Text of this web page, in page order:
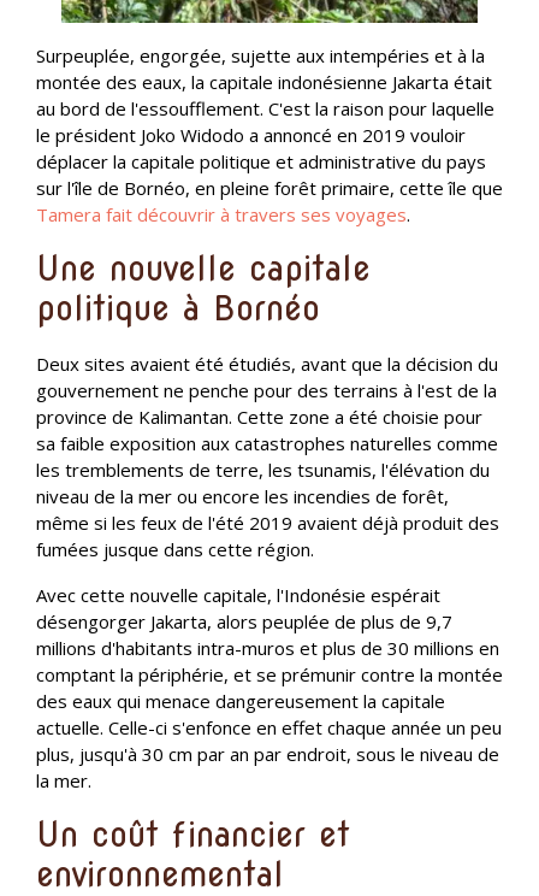
Surpeuplée, engorgée, sujette aux intempéries et à la
montée des eaux, la capitale indonésienne Jakarta était
au bord de l'essoufflement. C'est la raison pour laquelle
le président Joko Widodo a annoncé en 2019 vouloir
déplacer la capitale politique et administrative du pays
sur l'île de Bornéo, en pleine forêt primaire, cette île que
Tamera fait découvrir à travers ses voyages.
Une nouvelle capitale
politique à Bornéo
Deux sites avaient été étudiés, avant que la décision du
gouvernement ne penche pour des terrains à l'est de la
province de Kalimantan. Cette zone a été choisie pour
sa faible exposition aux catastrophes naturelles comme
les tremblements de terre, les tsunamis, l'élévation du
niveau de la mer ou encore les incendies de forêt,
même si les feux de l'été 2019 avaient déjà produit des
fumées jusque dans cette région.
Avec cette nouvelle capitale, l'Indonésie espérait
désengorger Jakarta, alors peuplée de plus de 9,7
millions d'habitants intra-muros et plus de 30 millions en
comptant la périphérie, et se prémunir contre la montée
des eaux qui menace dangereusement la capitale
actuelle. Celle-ci s'enfonce en effet chaque année un peu
plus, jusqu'à 30 cm par an par endroit, sous le niveau de
la mer.
Un coût financier et
environnemental